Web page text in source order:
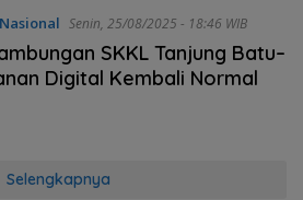
Nasional Senin, 25/08/2025 - 18:46 WIB
SKKL Tanjung Batu–
Digital Kembali Normal
Selengkapnya